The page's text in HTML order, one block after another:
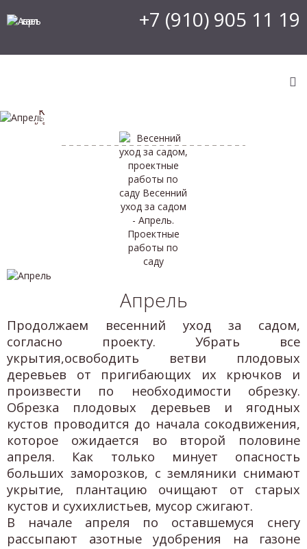
+7 (910) 905 11 19
КОМПЛЕКСНЫЙ УХОД
календарь сезонных
работ в вашем саду
Апрель
Продолжаем весенний уход за садом,
согласно проекту. Убрать все
укрытия,освободить ветви плодовых
деревьев от пригибающих их крючков и
произвести по необходимости обрезку.
Обрезка плодовых деревьев и ягодных
кустов проводится до начала сокодвижения,
которое ожидается во второй половине
апреля. Как только минует опасность
больших заморозков, с земляники снимают
укрытие, плантацию очищают от старых
кустов и сухихлистьев, мусор сжигают.
В начале апреля по оставшемуся снегу
рассыпают азотные удобрения на газоне